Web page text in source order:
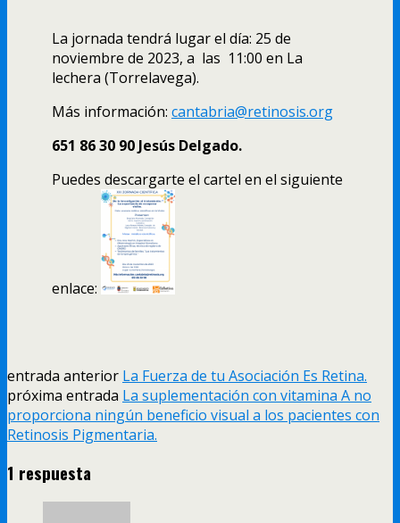
La jornada tendrá lugar el día: 25 de
noviembre de 2023, a las 11:00 en La
lechera (Torrelavega).
Más información: cantabria@retinosis.org
651 86 30 90 Jesús Delgado.
Puedes descargarte el cartel en el siguiente
enlace:
entrada anterior La Fuerza de tu Asociación Es Retina.
próxima entrada La suplementación con vitamina A no
proporciona ningún beneficio visual a los pacientes con
Retinosis Pigmentaria.
1 respuesta